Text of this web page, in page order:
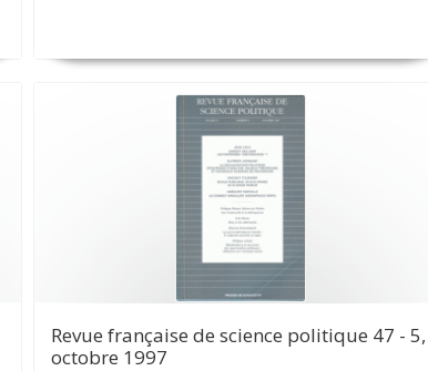
Revue française de science politique 47 - 5,
octobre 1997